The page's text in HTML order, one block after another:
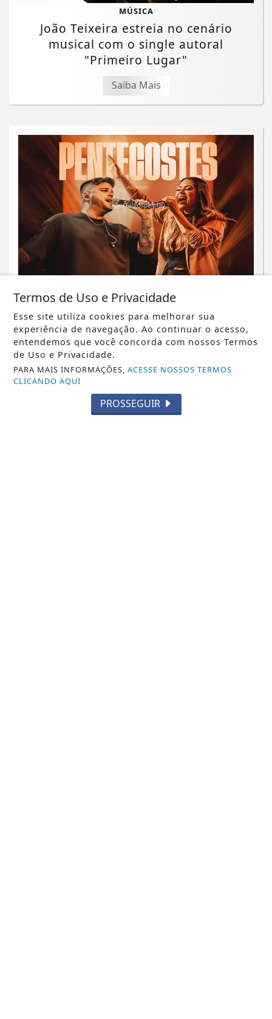
MÚSICA
João Teixeira estreia no cenário
musical com o single autoral
"Primeiro Lugar"
Saiba Mais
Ministério Mergulhar e Nathalia
Valencia lançam “Pentecostes”, um
clamor pelo...
Saiba Mais
Termos de Uso e Privacidade
Esse site utiliza cookies para melhorar sua
experiência de navegação. Ao continuar o acesso,
entendemos que você concorda com nossos Termos
de Uso e Privacidade.
PARA MAIS INFORMAÇÕES,ACESSE NOSSOS TERMOS
CLICANDO AQUI
PROSSEGUIR